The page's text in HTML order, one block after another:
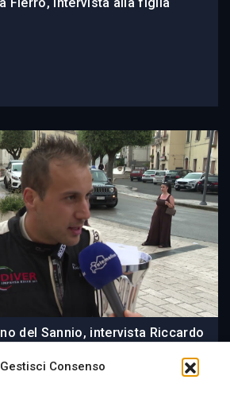
Gestisci Consenso
del Sannio, intervista Riccardo